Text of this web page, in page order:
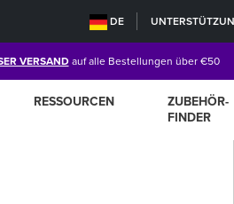
DE
VERSAND auf alle Bestellungen über €50
RESSOURCEN
ZUBEHÖR-
FINDER